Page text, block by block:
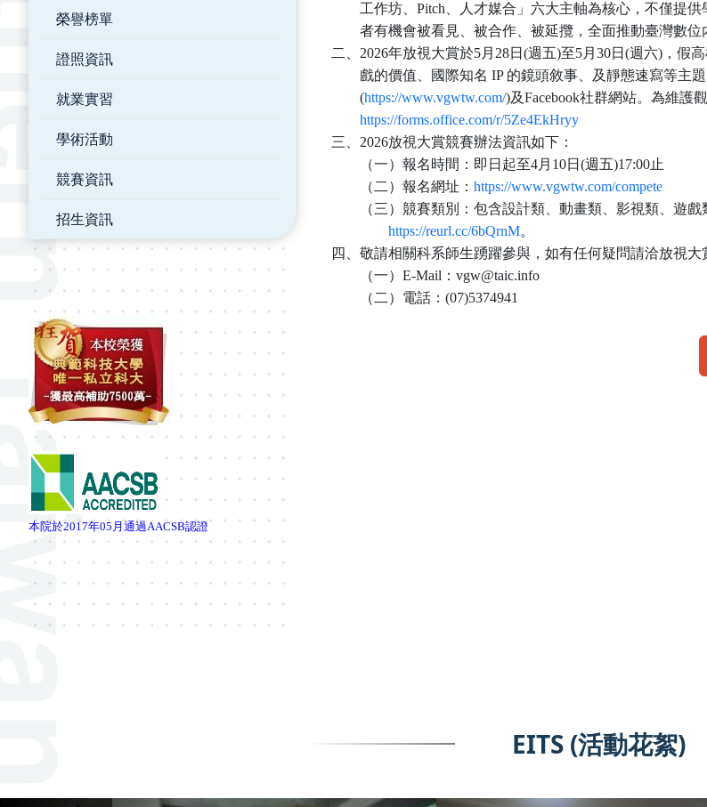
榮譽榜單
證照資訊
就業實習
學術活動
競賽資訊
招生資訊
本院於2017年05 月通過AACSB認證
工作坊、 Pitch 、人才媒合」六大主軸為核心，不僅提
者有機會被看見、被合作、被延攬，全面推動臺灣數位
二、 2026年放視大賞於5月 28日 (週五)至5月 30日 (週六) ，假
戲的價值、國際知名 IP 的鏡頭敘事、及靜態速寫等主
(https://www.vgwtw.com/)及Facebook社群網站。為維護
https://forms.office.com/r/5Ze4EkHryy
三、 2026放視大賞競賽辦法資訊如下：
（一）報名時間：即日起至4月 10日 (週五)17:00止
（二）報名網址： https://www.vgwtw.com/compete
（三）競賽類別：包含設計類、動畫類、影視類、遊
https://reurl.cc/6bQrnM。
四、敬請相關科系師生踴躍參與，如有任何疑問請洽放視大
（一） E-Mail ： vgw@taic.info
（二）電話： (07)5374941
EITS (活動花絮)